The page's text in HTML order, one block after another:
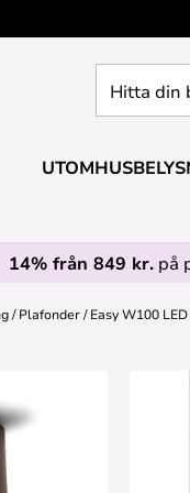
din
14% från 849 kr. på
Plafonder Easy W100